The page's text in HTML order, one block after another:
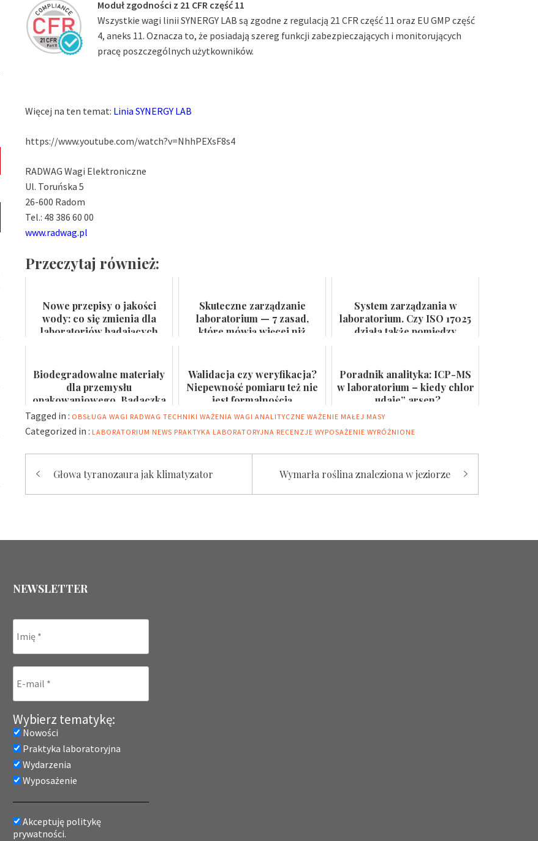
Moduł zgodności z 21 CFR część 11
Wszystkie wagi linii SYNERGY LAB są zgodne z regulacją 21 CFR część 11 oraz EU GMP część
4, aneks 11. Oznacza to, że posiadają szereg funkcji zabezpieczających i monitorujących
pracę poszczególnych użytkowników.
Więcej na ten temat: Linia SYNERGY LAB
https://www.youtube.com/watch?v=NhhPEXsF8s4
RADWAG Wagi Elektroniczne
Ul. Toruńska 5
26-600 Radom
Tel.: 48 386 60 00
www.radwag.pl
Przeczytaj również:
Nowe przepisy o jakości
wody: co się zmienia dla
laboratoriów badających
Skuteczne zarządzanie
laboratorium — 7 zasad,
które mówią więcej niż
System zarządzania w
laboratorium. Czy ISO 17025
działa także pomiędzy
Biodegradowalne materiały
dla przemysłu
opakowaniowego. Badaczka
PWr z grantem NCN
Walidacja czy weryfikacja?
Niepewność pomiaru też nie
jest formalnością
Poradnik analityka: ICP-MS
w laboratorium – kiedy chlor
„udaje” arsen?
Tagged in : OBSŁUGA WAGI RADWAG TECHNIKI WAŻENIA WAGI ANALITYCZNE WAŻENIE MAŁEJ MASY
Categorized in : LABORATORIUM NEWS PRAKTYKA LABORATORYJNA RECENZJE WYPOSAŻENIE WYRÓŻNIONE
Nawigacja
wpisu
Głowa tyranozaura jak klimatyzator Wymarła roślina znaleziona w jeziorze
NEWSLETTER
Wybierz tematykę:
Nowości
Praktyka laboratoryjna
Wydarzenia
Wyposażenie
Akceptuję politykę
prywatności.